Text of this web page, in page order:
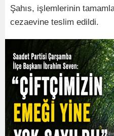
Şahıs, işlemlerinin
cezaevine teslim edildi.